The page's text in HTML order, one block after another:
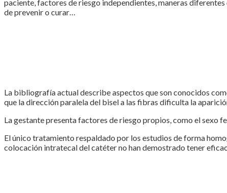
paciente, factores de riesgo independientes, maneras
de prevenir o curar…
La bibliografía actual describe aspectos que son conocidos
que la dirección paralela del bisel a las fibras dificulta la
La gestante presenta factores de riesgo propios, como el sexo
El único tratamiento respaldado por los estudios de forma
colocación intratecal del catéter no han demostrado tener